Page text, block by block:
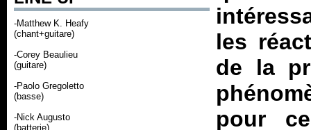
-Matthew K. Heafy
(chant+guitare)
-Corey Beaulieu
(guitare)
-Paolo Gregoletto
(basse)
-Nick Augusto
(batterie)
les
de la
pour